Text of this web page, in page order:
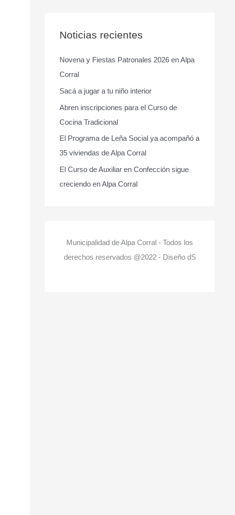
a
p
o
r
:
Noticias recientes
Novena y Fiestas Patronales 2026 en Alpa
Corral
Sacá a jugar a tu niño interior
Abren inscripciones para el Curso de
Cocina Tradicional
El Programa de Leña Social ya acompañó a
35 viviendas de Alpa Corral
El Curso de Auxiliar en Confección sigue
creciendo en Alpa Corral
Municipalidad de Alpa Corral - Todos los
derechos reservados @2022 - Diseño dS